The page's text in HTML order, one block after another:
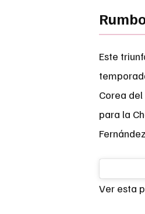
Este
Corea del
para la
Ver esta